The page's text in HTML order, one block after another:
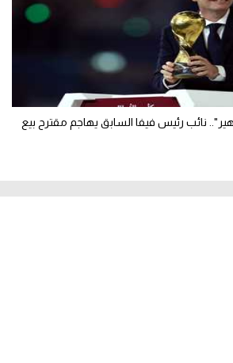
نائب رئيس فيفا السابق يهاجم مقترح بيع